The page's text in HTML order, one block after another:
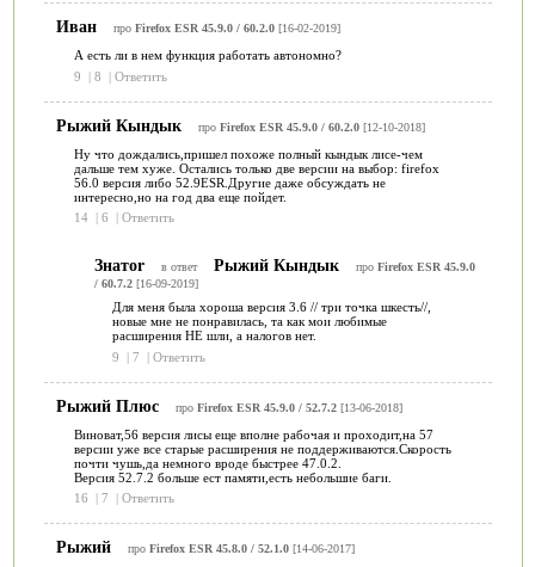
Иван про Firefox ESR 45.9.0 / 60.2.0[16-02-2019]
А есть ли в нем функция работать автономно?
9
| 8 | Ответить
Рыжий Кындык про Firefox ESR 45.9.0 / 60.2.0[12-10-2018]
Ну что дождались,пришел похоже полный кындык лисе-чем
дальше тем хуже. Остались только две версии на выбор: firefox
56.0 версия либо 52.9ESR.Другие даже обсуждать не
интересно,но на год два еще пойдет.
14 | 6 | Ответить
Знатоr в ответ Рыжий Кындык про Firefox ESR 45.9.0
/ 60.7.2[16-09-2019]
Для меня была хороша версия 3.6 // три точка шкесть//,
новые мне не понравилась, та как мои любимые
расширения НЕ шли, а налогов нет.
9
| 7 | Ответить
Рыжий Плюс про Firefox ESR 45.9.0 / 52.7.2[13-06-2018]
Виноват,56 версия лисы еще вполне рабочая и проходит,на 57
версии уже все старые расширения не поддерживаются.Скорость
почти чушь,да немного вроде быстрее 47.0.2.
Версия 52.7.2 больше ест памяти,есть небольшие баги.
16
| 7 | Ответить
Рыжий про Firefox ESR 45.8.0 / 52.1.0[14-06-2017]